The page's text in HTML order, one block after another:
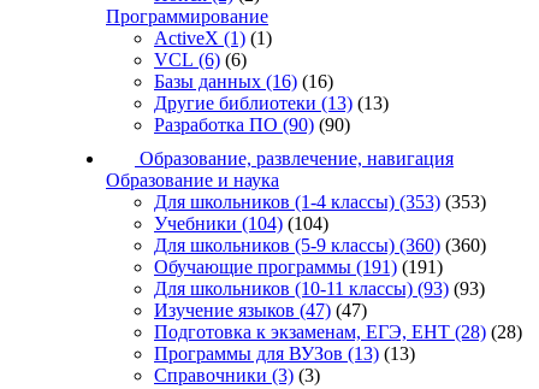
Программирование
ActiveX (1) (1)
VCL (6) (6)
Базы данных (16) (16)
Другие библиотеки (13) (13)
Разработка ПО (90) (90)
Образование, развлечение, навигация
Образование и наука
Для школьников (1-4 классы) (353) (353)
Учебники (104) (104)
Для школьников (5-9 классы) (360) (360)
Обучающие программы (191) (191)
Для школьников (10-11 классы) (93) (93)
Изучение языков (47) (47)
Подготовка к экзаменам, ЕГЭ, ЕНТ (28) (28)
Программы для ВУЗов (13) (13)
Справочники (3) (3)